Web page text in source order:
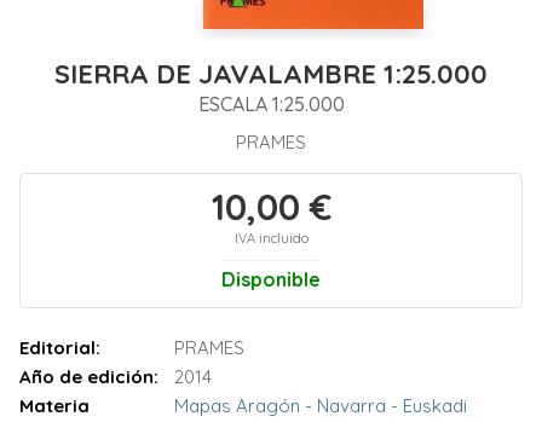
SIERRA DE JAVALAMBRE 1:25.000
ESCALA 1:25.000
PRAMES
10,00 €
IVA incluido
Disponible
Editorial:
PRAMES
Año de edición:
2014
Materia
Mapas Aragón - Navarra - Euskadi